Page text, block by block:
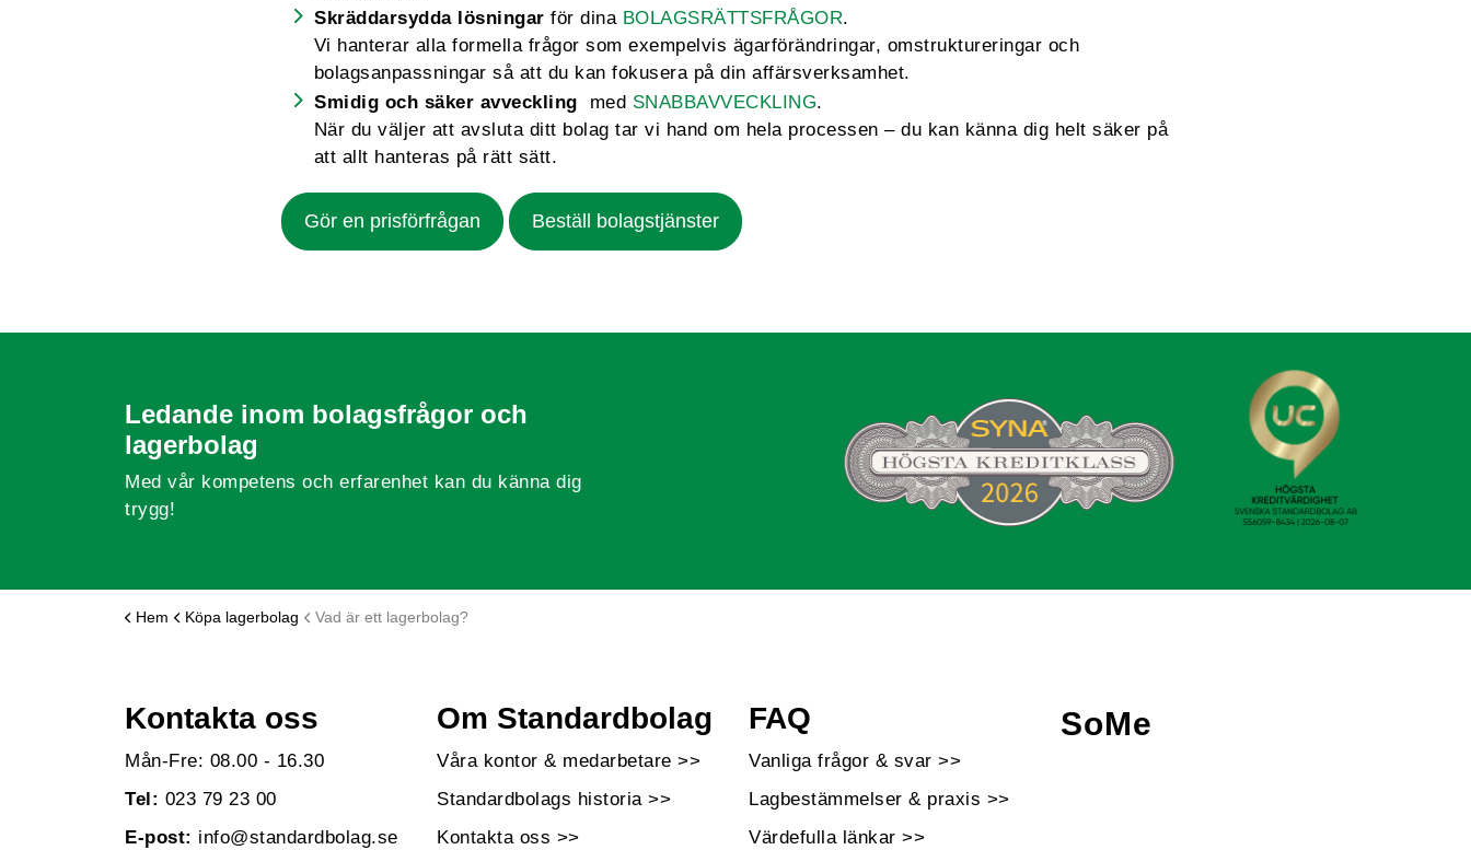
Skräddarsydda lösningar för dina BOLAGSRÄTTSFRÅGOR.
Vi hanterar alla formella frågor som exempelvis ägarförändringar, omstruktureringar och
bolagsanpassningar så att du kan fokusera på din affärsverksamhet.
Smidig och säker avveckling med SNABBAVVECKLING.
När du väljer att avsluta ditt bolag tar vi hand om hela processen – du kan känna dig helt säker på
att allt hanteras på rätt sätt.
Gör en prisförfrågan Beställ bolagstjänster
Ledande inom bolagsfrågor och
lagerbolag
Med vår kompetens och erfarenhet kan du känna dig
trygg!
Hem Köpa lagerbolag Vad är ett lagerbolag?
Kontakta oss
Mån-Fre: 08.00 - 16.30
Tel: 023 79 23 00
E-post: info@standardbolag.se
Om Standardbolag
Våra kontor & medarbetare >>
Standardbolags historia >>
Kontakta oss >>
FAQ
Vanliga frågor & svar >>
Lagbestämmelser & praxis >>
Värdefulla länkar >>
SoMe